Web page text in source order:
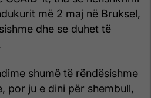
më 2 maj në Bruksel,
dhe se duhet të
shumë të rëndësishme
por ju e dini për shembull,